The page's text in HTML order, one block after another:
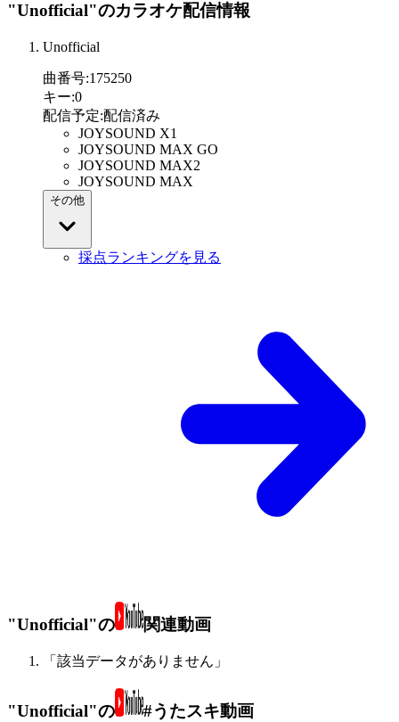
"Unofficial"のカラオケ配信情報
Unofficial
曲番号:175250
キー:0
配信予定:配信済み
JOYSOUND X1
JOYSOUND MAX GO
JOYSOUND MAX2
JOYSOUND MAX
その他
採点ランキングを見る
"Unofficial"の 関連動画
「該当データがありません」
"Unofficial"の #うたスキ動画